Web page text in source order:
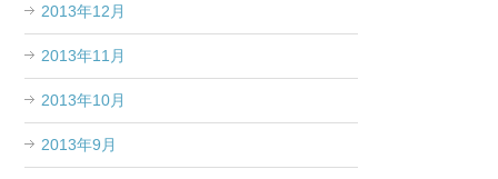
2013年12月
2013年11月
2013年10月
2013年9月